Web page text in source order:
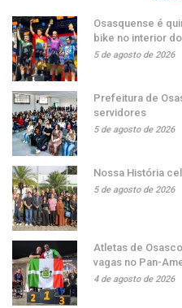
Osasquense é
bike no interior
5 de agosto de 2026
Prefeitura de
servidores
5 de agosto de 2026
Nossa História
5 de agosto de 2026
Atletas de
vagas no Pan-
4 de agosto de 2026